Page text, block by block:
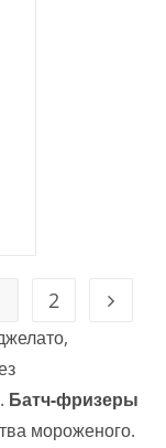
2
Батч-фризеры
мороженого.